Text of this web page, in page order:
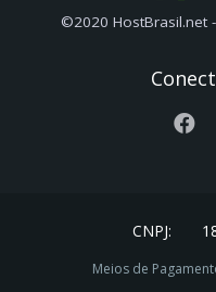
©2020 HostBrasil.net
CNPJ:
Meios de